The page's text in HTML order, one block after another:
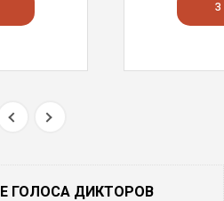
ГОЛОСА ДИКТОРОВ